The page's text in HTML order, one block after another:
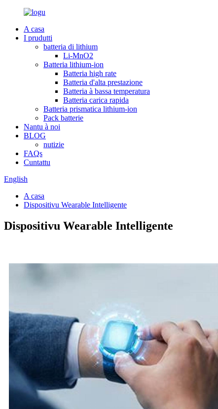
A casa
I prudutti
batteria di lithium
Li-MnO2
Batteria lithium-ion
Batteria high rate
Batteria d'alta prestazione
Batteria à bassa temperatura
Batteria carica rapida
Batteria prismatica lithium-ion
Pack batterie
Nantu à noi
BLOG
nutizie
FAQs
Cuntattu
English
A casa
Dispositivu Wearable Intelligente
Dispositivu Wearable Intelligente